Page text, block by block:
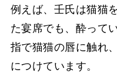
例えば、壬氏は猫猫
た宴席でも、酔って
指で猫猫の唇に触れ
につけています。